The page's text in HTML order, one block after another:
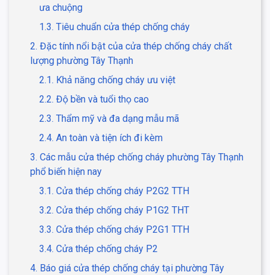
ưa chuộng
1.3. Tiêu chuẩn cửa thép chống cháy
2. Đặc tính nổi bật của cửa thép chống cháy chất
lượng phường Tây Thạnh
2.1. Khả năng chống cháy ưu việt
2.2. Độ bền và tuổi thọ cao
2.3. Thẩm mỹ và đa dạng mẫu mã
2.4. An toàn và tiện ích đi kèm
3. Các mẫu cửa thép chống cháy phường Tây Thạnh
phổ biến hiện nay
3.1. Cửa thép chống cháy P2G2 TTH
3.2. Cửa thép chống cháy P1G2 THT
3.3. Cửa thép chống cháy P2G1 TTH
3.4. Cửa thép chống cháy P2
4. Báo giá cửa thép chống cháy tại phường Tây